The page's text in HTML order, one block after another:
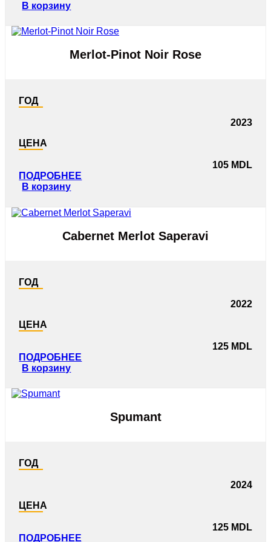
В корзину
Merlot-Pinot Noir Rose
ГОД
2023
ЦЕНА
105 MDL
ПОДРОБНЕЕ
В корзину
Cabernet Merlot Saperavi
ГОД
2022
ЦЕНА
125 MDL
ПОДРОБНЕЕ
В корзину
Spumant
ГОД
2024
ЦЕНА
125 MDL
ПОДРОБНЕЕ